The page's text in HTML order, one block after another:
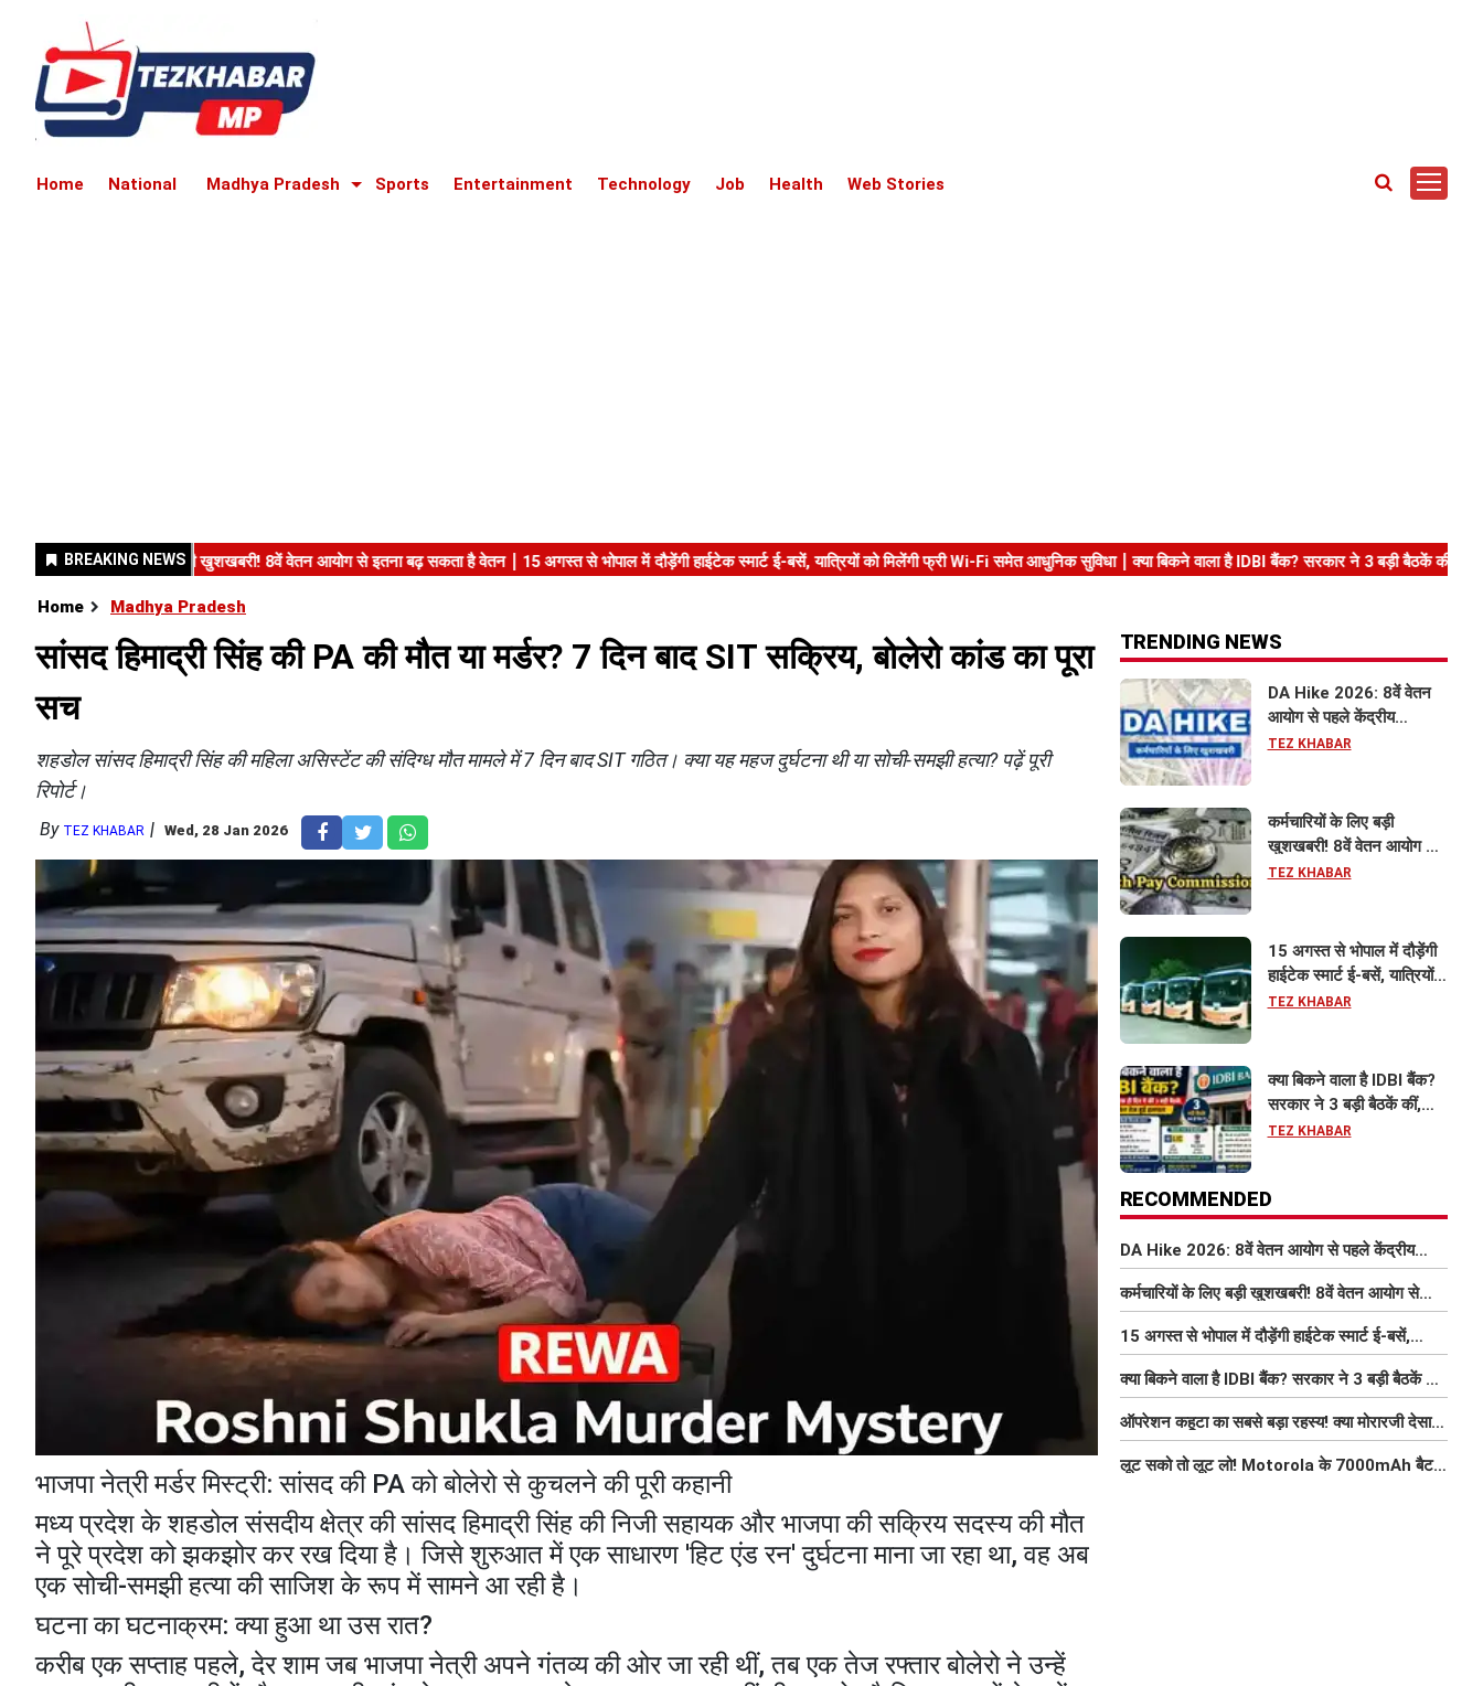
Home National Madhya Pradesh Sports Entertainment Technology Job Health Web Stories
Home Madhya Pradesh
सांसद हिमाद्री सिंह की PA की मौत या मर्डर? 7 दिन बाद SIT सक्रिय, बोलेरो कांड का पूरा
सच
शहडोल सांसद हिमाद्री सिंह की महिला असिस्टेंट की संदिग्ध मौत मामले में 7 दिन बाद SIT गठित। क्या यह महज दुर्घटना थी या सोची-समझी हत्या? पढ़ें पूरी
रिपोर्ट।
By TEZ KHABAR Wed, 28 Jan 2026
​भाजपा नेत्री मर्डर मिस्ट्री: सांसद की PA को बोलेरो से कुचलने की पूरी कहानी
​मध्य प्रदेश के शहडोल संसदीय क्षेत्र की सांसद हिमाद्री सिंह की निजी सहायक और भाजपा की सक्रिय सदस्य की मौत
ने पूरे प्रदेश को झकझोर कर रख दिया है। जिसे शुरुआत में एक साधारण 'हिट एंड रन' दुर्घटना माना जा रहा था, वह अब
एक सोची-समझी हत्या की साजिश के रूप में सामने आ रही है।
​घटना का घटनाक्रम: क्या हुआ था उस रात?
​करीब एक सप्ताह पहले, देर शाम जब भाजपा नेत्री अपने गंतव्य की ओर जा रही थीं, तब एक तेज रफ्तार बोलेरो ने उन्हें
TRENDING NEWS
DA Hike 2026: 8वें वेतन
आयोग से पहले केंद्रीय
कर्मचारियों को बड़ी राहत, महंगाई
TEZ KHABAR
कर्मचारियों के लिए बड़ी
खुशखबरी! 8वें वेतन आयोग से
इतना बढ़ सकता है वेतन
TEZ KHABAR
15 अगस्त से भोपाल में दौड़ेंगी
हाईटेक स्मार्ट ई-बसें, यात्रियों
को मिलेंगी फ्री Wi-Fi समेत
TEZ KHABAR
क्या बिकने वाला है IDBI बैंक?
सरकार ने 3 बड़ी बैठकें कीं,
निजीकरण की डील पर बढ़ी
TEZ KHABAR
RECOMMENDED
DA Hike 2026: 8वें वेतन आयोग से पहले केंद्रीय
कर्मचारियों को बड़ी राहत, महंगाई भत्ता 63% होने की
संभावना
कर्मचारियों के लिए बड़ी खुशखबरी! 8वें वेतन आयोग से
इतना बढ़ सकता है वेतन
15 अगस्त से भोपाल में दौड़ेंगी हाईटेक स्मार्ट ई-बसें,
यात्रियों को मिलेंगी फ्री Wi-Fi समेत आधुनिक सुविधा
क्या बिकने वाला है IDBI बैंक? सरकार ने 3 बड़ी बैठकें कीं,
निजीकरण की डील पर बढ़ी हलचल
ऑपरेशन कहूटा का सबसे बड़ा रहस्य! क्या मोरारजी देसाई
की एक बातचीत से बदल गया था भारत का गुप्त मिशन?
लूट सको तो लूट लो! Motorola के 7000mAh बैटरी